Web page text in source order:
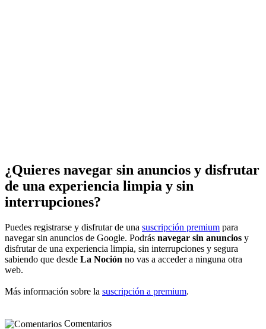
¿Quieres navegar sin anuncios y disfrutar
de una experiencia limpia y sin
interrupciones?
Puedes registrarse y disfrutar de una suscripción premium para
navegar sin anuncios de Google. Podrás navegar sin anuncios y
disfrutar de una experiencia limpia, sin interrupciones y segura
sabiendo que desde La Noción no vas a acceder a ninguna otra
web.
Más información sobre la suscripción a premium.
Comentarios